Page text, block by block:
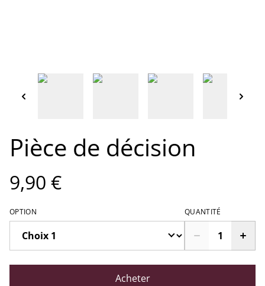
Pièce de décision
9,90 €
OPTION QUANTITÉ
Acheter